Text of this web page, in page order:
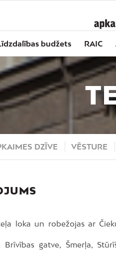
budžets RAIC
DZĪVE VĒSTURE
loka un robežojas ar
gatve, Šmerļa,